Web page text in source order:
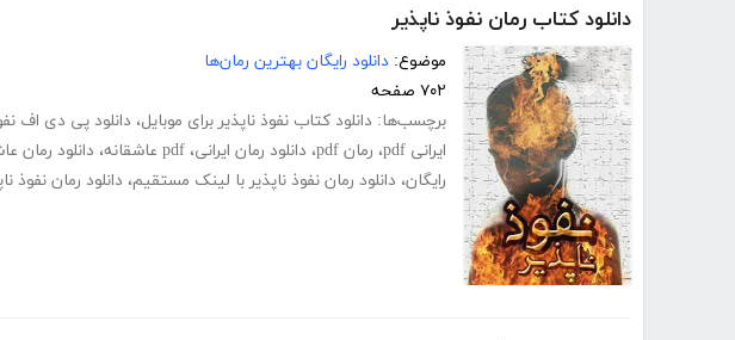
دانلود کتاب رمان نفوذ ناپذیر
موضوع: دانلود رایگان بهترین رمان‌ها
۷۰۲ صفحه
برچسب‌ها: دانلود کتاب نفوذ ناپذیر برای موبایل، دانلود پی دی اف
ایرانی pdf
، رمان pdf ، دانلود رمان ایرانی، pdf عاشقانه ، دانلود رمان
رایگان، دانلود رمان نفوذ ناپذیر با لینک مستقیم، دانلود رمان نفوذ